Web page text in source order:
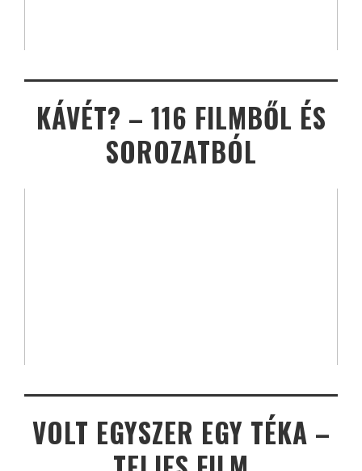
KÁVÉT? – 116 FILMBŐL ÉS
SOROZATBÓL
VOLT EGYSZER EGY TÉKA –